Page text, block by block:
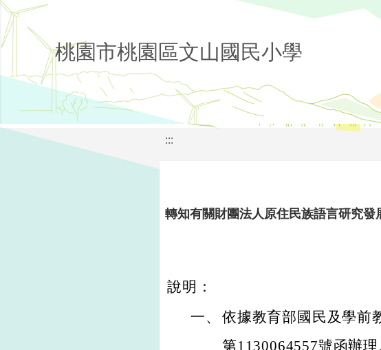
桃園市桃園區文山國民小學
:::
轉知有關財團法人原住民族語言研究
說明：
一、 依據教育部國民及學前
第1130064557號函辦理